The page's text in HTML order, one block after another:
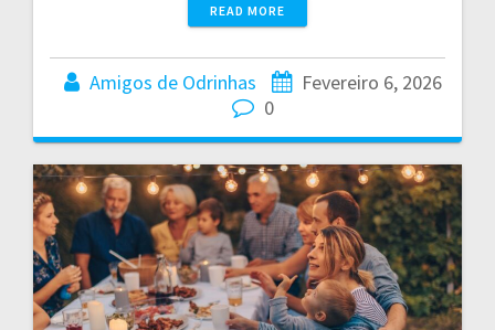
READ MORE
Amigos de Odrinhas
Fevereiro 6, 2026
0